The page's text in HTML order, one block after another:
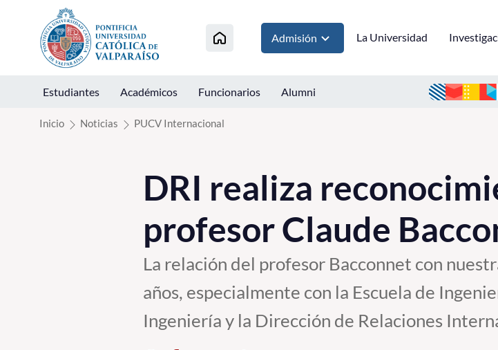
Click acá para ir directamente al contenido
Admisión La Universidad
Estudiantes Académicos Funcionarios Alumni
Inicio Noticias PUCV Internacional
DRI realiza
profesor Claude
La relación del profesor Bacconnet con
años, especialmente con la Escuela de
Ingeniería y la Dirección de Relaciones